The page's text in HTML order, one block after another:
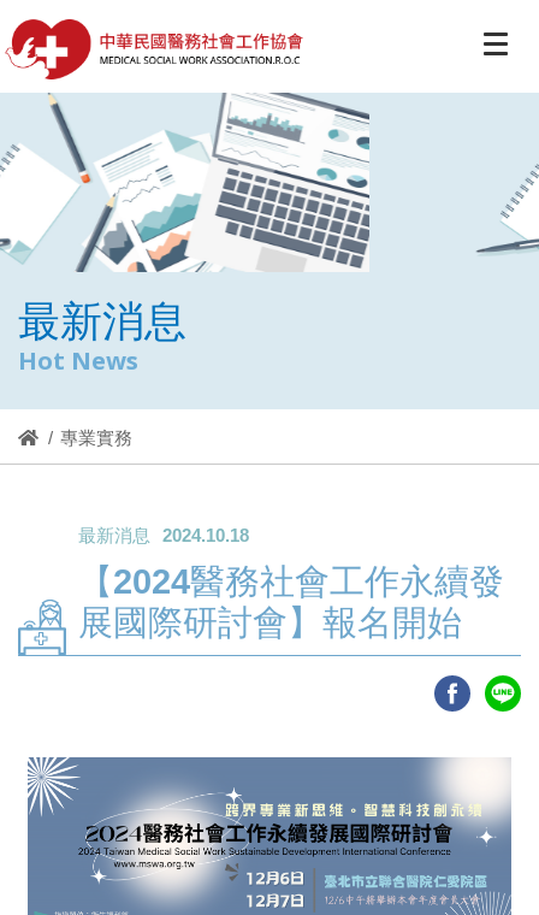
最新消息
Hot News
專業實務
最新消息 2024.10.18
【2024醫務社會工作永續發
展國際研討會】報名開始